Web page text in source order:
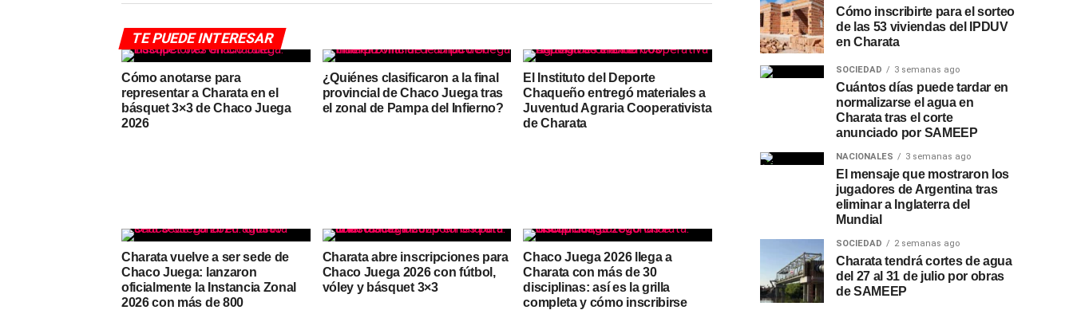
TE PUEDE INTERESAR
Cómo anotarse para
representar a Charata en el
básquet 3×3 de Chaco Juega
2026
¿Quiénes clasificaron a la final
provincial de Chaco Juega tras
el zonal de Pampa del Infierno?
El Instituto del Deporte
Chaqueño entregó materiales a
Juventud Agraria Cooperativista
de Charata
Charata vuelve a ser sede de
Chaco Juega: lanzaron
oficialmente la Instancia Zonal
2026 con más de 800
Charata abre inscripciones para
Chaco Juega 2026 con fútbol,
vóley y básquet 3×3
Chaco Juega 2026 llega a
Charata con más de 30
disciplinas: así es la grilla
completa y cómo inscribirse
Cómo inscribirte para el sorteo
de las 53 viviendas del IPDUV
en Charata
SOCIEDAD 3 semanas ago
Cuántos días puede tardar en
normalizarse el agua en
Charata tras el corte
anunciado por SAMEEP
NACIONALES 3 semanas ago
El mensaje que mostraron los
jugadores de Argentina tras
eliminar a Inglaterra del
Mundial
SOCIEDAD 2 semanas ago
Charata tendrá cortes de agua
del 27 al 31 de julio por obras
de SAMEEP